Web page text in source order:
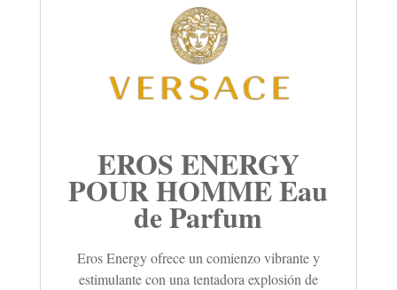
EROS ENERGY
POUR HOMME Eau
de Parfum
Eros Energy ofrece un comienzo vibrante y
estimulante con una tentadora explosión de